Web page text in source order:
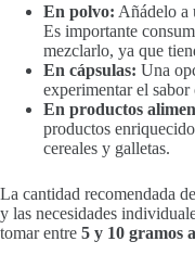
En polvo: Añádelo a
Es importante
mezclarlo, ya que
En cápsulas: Una
experimentar el
En productos
productos
cereales y galletas.
La cantidad recomendada
y las necesidades
tomar entre 5 y 10 gramos